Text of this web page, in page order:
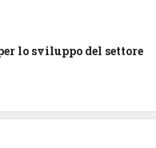
lo sviluppo del settore